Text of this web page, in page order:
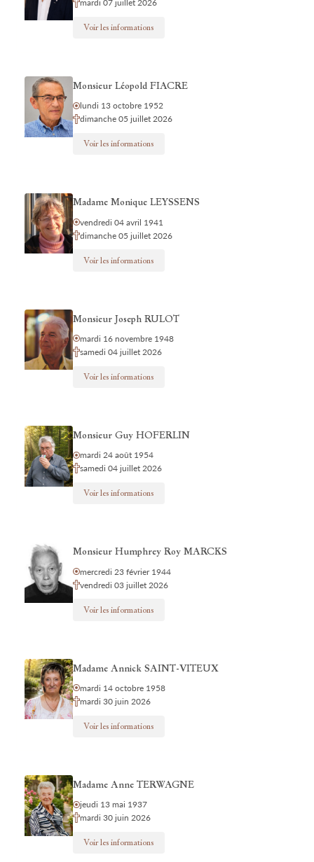
mardi 07 juillet 2026
Voir les informations
Monsieur Léopold FIACRE
lundi 13 octobre 1952
dimanche 05 juillet 2026
Voir les informations
Madame Monique LEYSSENS
vendredi 04 avril 1941
dimanche 05 juillet 2026
Voir les informations
Monsieur Joseph RULOT
mardi 16 novembre 1948
samedi 04 juillet 2026
Voir les informations
Monsieur Guy HOFERLIN
mardi 24 août 1954
samedi 04 juillet 2026
Voir les informations
Monsieur Humphrey Roy MARCKS
mercredi 23 février 1944
vendredi 03 juillet 2026
Voir les informations
Madame Annick SAINT-VITEUX
mardi 14 octobre 1958
mardi 30 juin 2026
Voir les informations
Madame Anne TERWAGNE
jeudi 13 mai 1937
mardi 30 juin 2026
Voir les informations